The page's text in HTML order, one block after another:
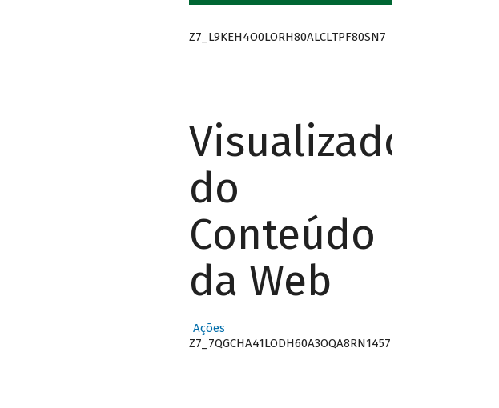
Z7_L9KEH4O0LORH80ALCLTPF80SN7
Visualizador
do
Conteúdo
da Web
Ações
Z7_7QGCHA41LODH60A3OQA8RN1457